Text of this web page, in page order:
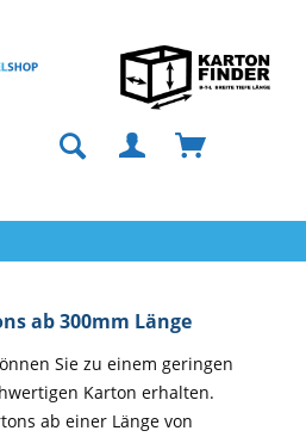
ab 300mm Länge
Sie zu einem geringen
Karton erhalten.
ab einer Länge von